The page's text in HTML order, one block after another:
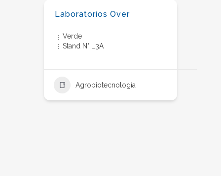
Laboratorios Over
Verde
Stand N° L3A
Agrobiotecnología